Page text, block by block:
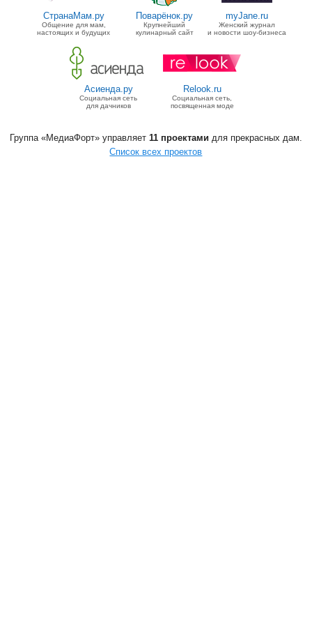
СтранаМам.ру
Общение для мам,
настоящих и будущих
Поварёнок.ру
Крупнейший
кулинарный сайт
myJane.ru
Женский журнал
и новости шоу-бизнеса
Асиенда.ру
Социальная сеть
для дачников
Relook.ru
Социальная сеть,
посвященная моде
Группа «МедиаФорт» управляет 11 проектами для прекрасных дам.
Список всех проектов